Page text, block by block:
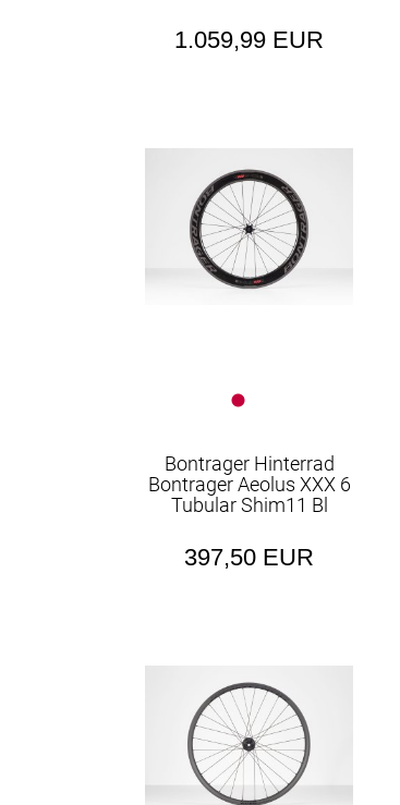
1.059,99 EUR
Bontrager Hinterrad
Bontrager Aeolus XXX 6
Tubular Shim11 Bl
397,50 EUR